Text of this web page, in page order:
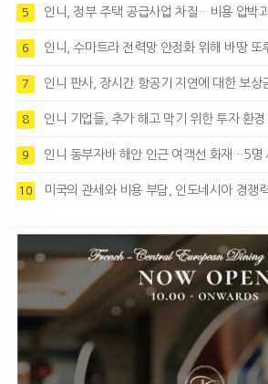
5 인니, 정부 주택 공급사업 차질…비용 압박
6 인니, 수마트라 전력망 안정화 위해 바땅 또
7 인니 판사, 장시간 항공기 지연에 대한 보상금
8 인니 기업들, 추가 해고 막기 위한 투자 환
9 인니 동부자바 해안 인근 여객선 화재…5명
10 미국의 관세와 비용 부담, 인도네시아 경쟁